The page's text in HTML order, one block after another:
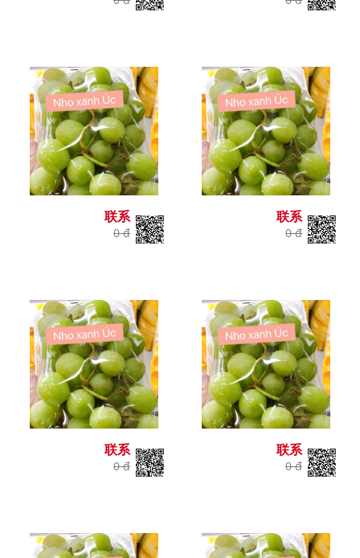
联系
0 đ
联系
0 đ
联系
0 đ
联系
0 đ